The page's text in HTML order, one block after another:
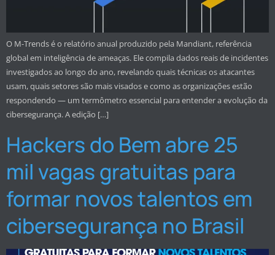
O M-Trends é o relatório anual produzido pela Mandiant, referência
global em inteligência de ameaças. Ele compila dados reais de incidentes
investigados ao longo do ano, revelando quais técnicas os atacantes
usam, quais setores são mais visados e como as organizações estão
respondendo — um termômetro essencial para entender a evolução da
cibersegurança. A edição […]
Hackers do Bem abre 25
mil vagas gratuitas para
formar novos talentos em
cibersegurança no Brasil